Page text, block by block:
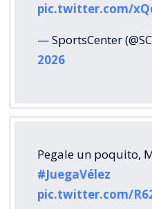
pic.twitter.com/
— SportsCenter
2026
Pegale un poquito,
#JuegaVélez
pic.twitter.com/